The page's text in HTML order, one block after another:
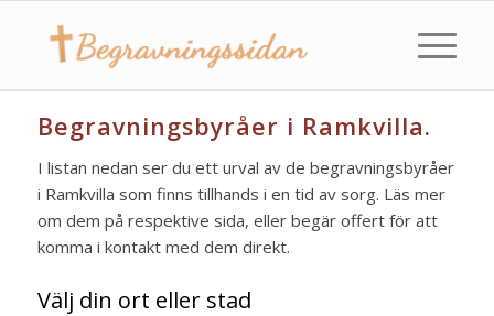
Begravningsbyråer i Ramkvilla.
I listan nedan ser du ett urval av de begravningsbyråer
i Ramkvilla som finns tillhands i en tid av sorg. Läs mer
om dem på respektive sida, eller begär offert för att
komma i kontakt med dem direkt.
Välj din ort eller stad